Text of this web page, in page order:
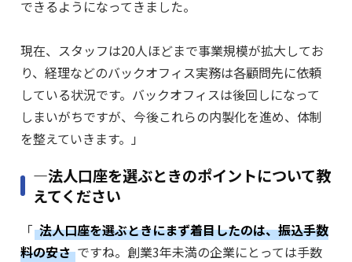
できるようになってきました。
現在、スタッフは20人ほどまで事業規模が拡大してお
り、経理などのバックオフィス実務は各顧問先に依頼
している状況です。バックオフィスは後回しになって
しまいがちですが、今後これらの内製化を進め、体制
を整えていきます。」
―法人口座を選ぶときのポイントについて教
えてください
「 法人口座を選ぶときにまず着目したのは、振込手数
料の安さ ですね。創業3年未満の企業にとっては手数